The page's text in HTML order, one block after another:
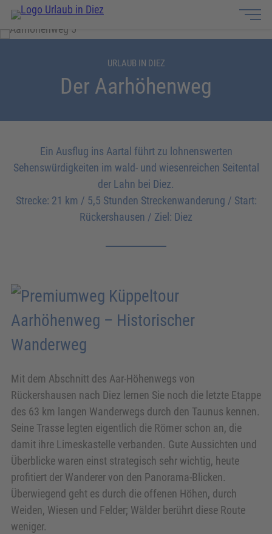
Der Aarhöhenweg
URLAUB IN DIEZ
Ein Ausflug ins Aartal führt zu lohnenswerten
Sehenswürdigkeiten im wald- und wiesenreichen Seitental
der Lahn bei Diez.
Strecke: 21 km / 5,5 Stunden Streckenwanderung / Start:
Rückershausen / Ziel: Diez
Aarhöhenweg – Historischer
Wanderweg
Mit dem Abschnitt des Aar-Höhenwegs von
Rückershausen nach Diez lernen Sie noch die letzte Etappe
des 63 km langen Wanderwegs durch den Taunus kennen.
Seine Trasse legten eigentlich die Römer schon an, die
damit ihre Limeskastelle verbanden. Gute Aussichten und
Überblicke waren einst strategisch sehr wichtig, heute
profitiert der Wanderer von den Panorama-Blicken.
Überwiegend geht es durch die offenen Höhen, durch
Weiden, Wiesen und Felder; Wälder berührt diese Route
weniger.